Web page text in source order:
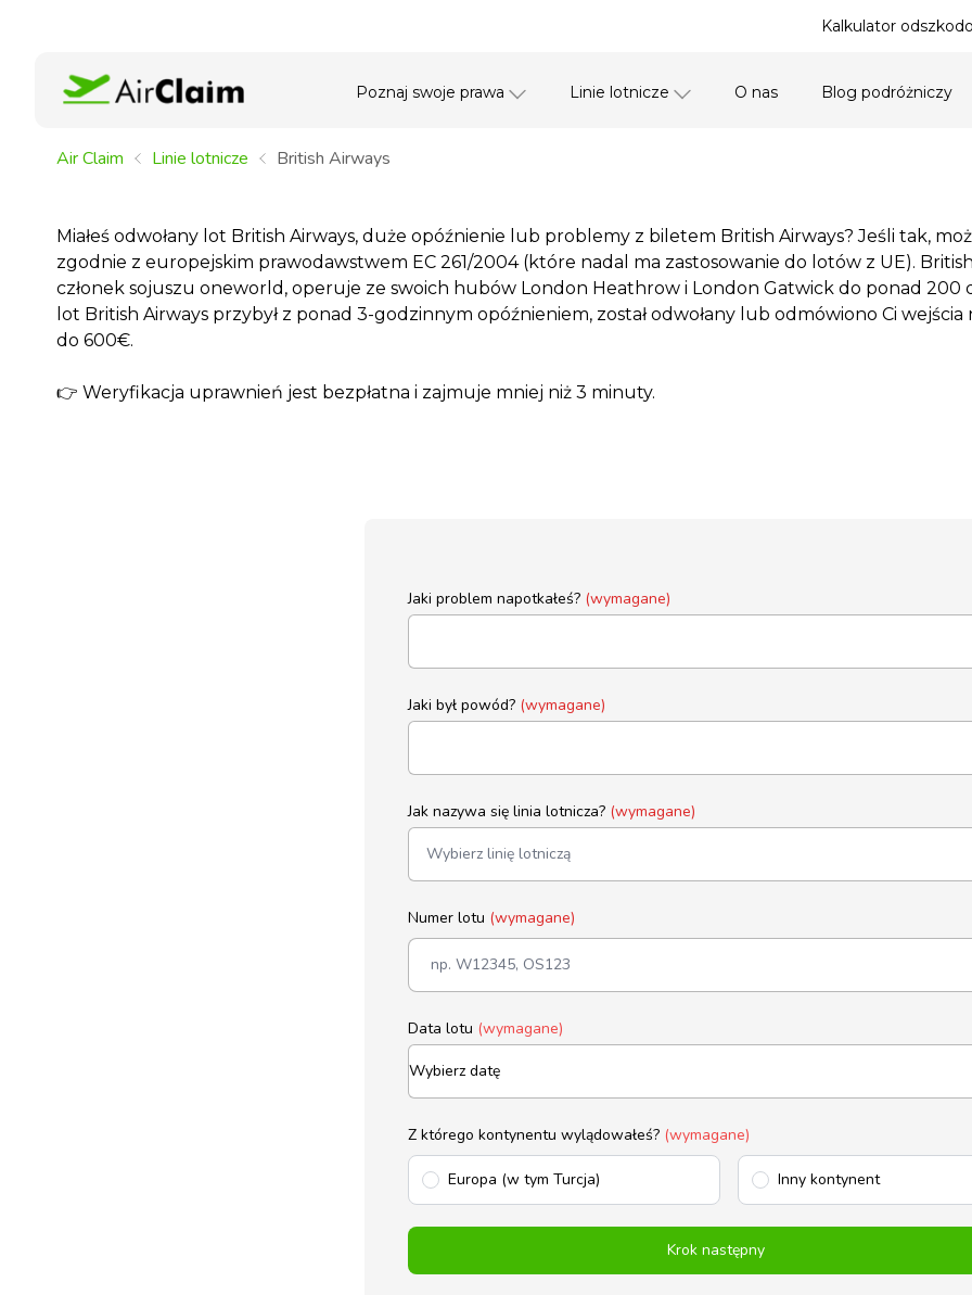
Kalkulator
Poznaj swoje prawa Linie lotnicze O nas Blog podróżniczy
Air Claim Linie lotnicze British Airways
Miałeś odwołany lot British Airways, duże opóźnienie lub problemy z biletem British Airways? Jeśli tak,
zgodnie z europejskim prawodawstwem EC 261/2004 (które nadal ma zastosowanie do lotów z UE).
członek sojuszu oneworld, operuje ze swoich hubów London Heathrow i London Gatwick do ponad 200
lot British Airways przybył z ponad 3-godzinnym opóźnieniem, został odwołany lub odmówiono Ci
do 600€.
👉 Weryfikacja uprawnień jest bezpłatna i zajmuje mniej niż 3 minuty.
Jaki problem napotkałeś? (wymagane)
Jaki był powód? (wymagane)
Jak nazywa się linia lotnicza? (wymagane)
Numer lotu (wymagane)
Data lotu (wymagane)
Z którego kontynentu wylądowałeś? (wymagane)
Europa (w tym Turcja) Inny kontynent
Krok następny